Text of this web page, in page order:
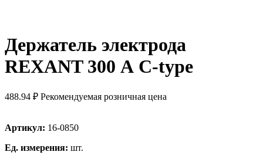
Держатель электрода
REXANT 300 А С-type
488.94 ₽ Рекомендуемая розничная цена
Артикул: 16-0850
Ед. измерения: шт.